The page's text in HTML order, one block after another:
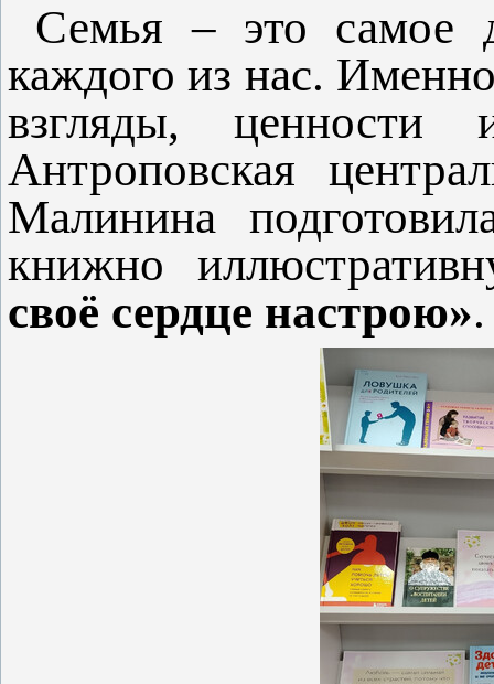
Семья – это самое
каждого из нас.
взгляды, ценности
Антроповская
Малинина
книжно
своё сердце настрою».